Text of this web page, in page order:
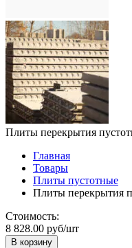
Плиты перекрытия
Главная
Товары
Плиты пустотные
Плиты перекрытия
Стоимость:
8 828.00 руб/шт
В корзину